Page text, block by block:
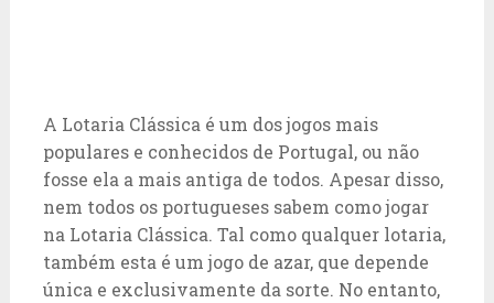
A Lotaria Clássica é um dos jogos mais
populares e conhecidos de Portugal, ou não
fosse ela a mais antiga de todos. Apesar disso,
nem todos os portugueses sabem como jogar
na Lotaria Clássica. Tal como qualquer lotaria,
também esta é um jogo de azar, que depende
única e exclusivamente da sorte. No entanto,